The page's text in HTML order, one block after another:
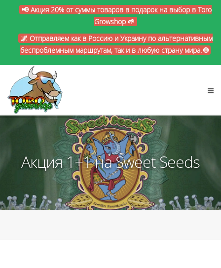
📢 Акция 20% от суммы товаров в подарок на выбор в Toro
Growshop 🌱
🌌 Отправляем как в Россию и Украину по альтернативным
беспроблемным маршрутам, так и в любую страну мира. 🌐
Акция 1+1 на Sweet Seeds